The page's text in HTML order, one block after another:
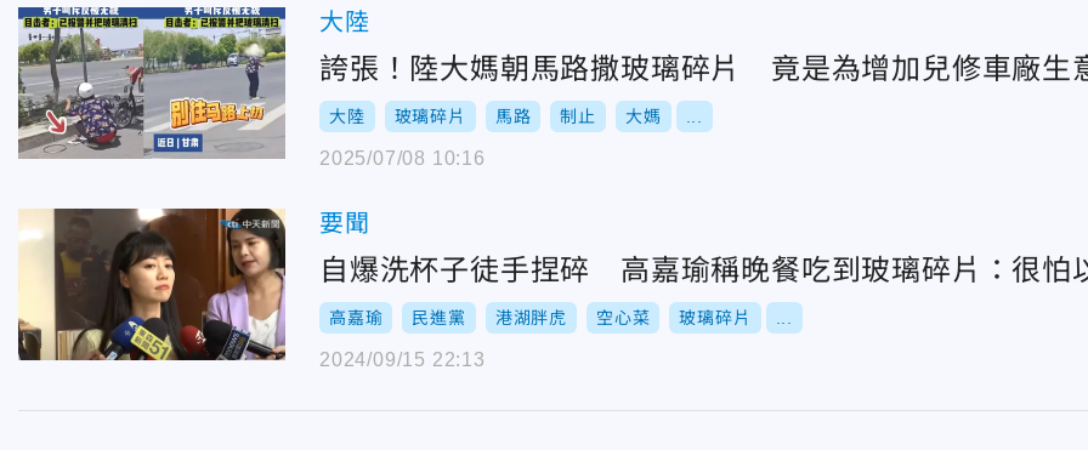
大陸
誇張！陸大媽朝馬路撒玻璃碎片 竟是為增加兒修車廠生
大陸 玻璃碎片 馬路 制止 大媽
2025/07/08 10:16
要聞
自爆洗杯子徒手捏碎 高嘉瑜稱晚餐吃到玻璃碎片：很怕
高嘉瑜 民進黨 港湖胖虎 空心菜 玻璃碎片
2024/09/15 22:13